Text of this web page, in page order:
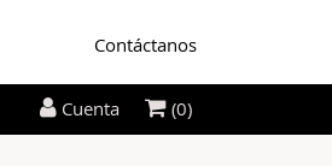
Contáctanos
Cuenta (0)